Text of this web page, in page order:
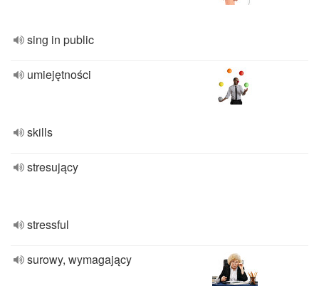
sing in public
umiejętności
skills
stresujący
stressful
surowy, wymagający